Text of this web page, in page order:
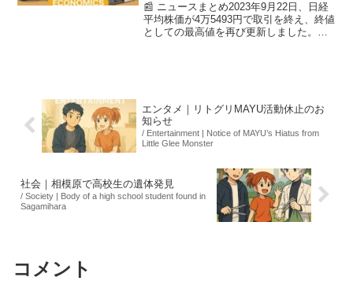
📰 ニュースまとめ2023年9月22日、日経
平均株価が4万5493円で取引を終え、終値
としての最高値を再び更新しました。こ
エンタメ｜リトグリMAYU活動休止のお
知らせ
/ Entertainment | Notice of MAYU’s Hiatus from
Little Glee Monster
社会｜相模原で高校生の遺体発見
/ Society | Body of a high school student found in
Sagamihara
コメント